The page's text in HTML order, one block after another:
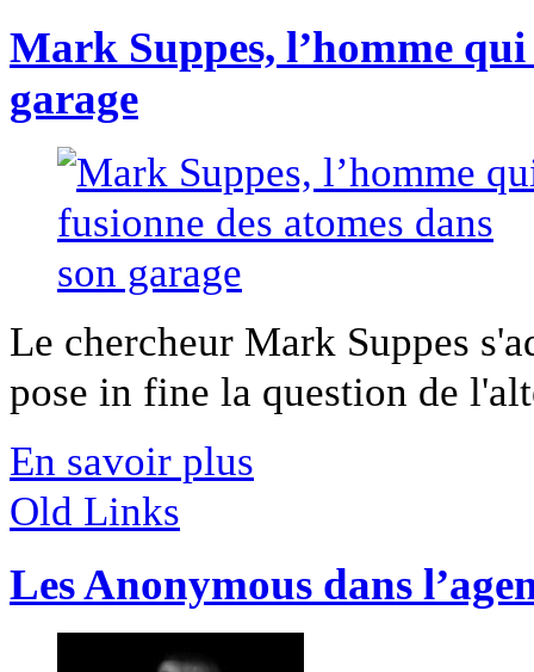
Mark Suppes, l’homme
garage
Le chercheur Mark Suppes
pose in fine la question de
En savoir plus
Old Links
Les Anonymous dans